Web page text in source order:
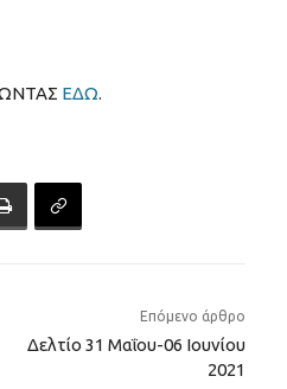
ΕΔΩ.
Επόμενο άρθρο
Δελτίο 31 Μαΐου-06 Ιουνίου
2021